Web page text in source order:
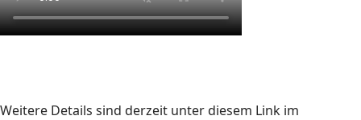
Weitere Details sind derzeit unter diesem Link im